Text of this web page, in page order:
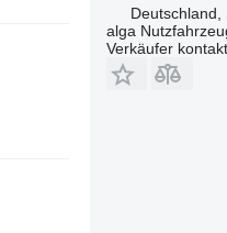
Deutschland,
alga
Verkäufer